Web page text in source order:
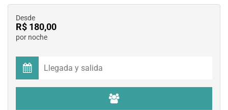
Desde
R$ 180,00
por noche